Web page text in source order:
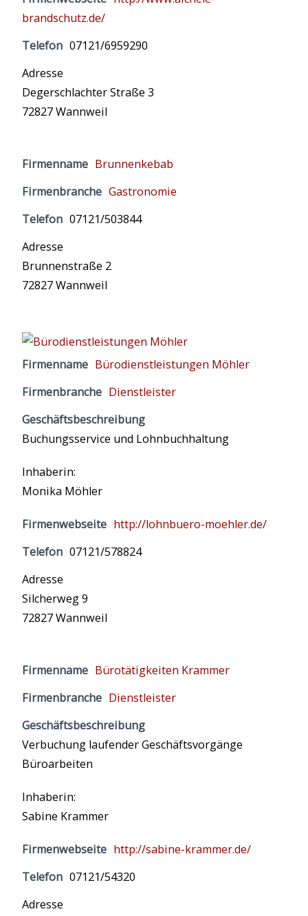
brandschutz.de/
Telefon 07121/6959290
Adresse
Degerschlachter Straße 3
72827 Wannweil
Firmenname Brunnenkebab
Firmenbranche Gastronomie
Telefon 07121/503844
Adresse
Brunnenstraße 2
72827 Wannweil
Firmenname Bürodienstleistungen Möhler
Firmenbranche Dienstleister
Geschäftsbeschreibung
Buchungsservice und Lohnbuchhaltung
Inhaberin:
Monika Möhler
Firmenwebseite http://lohnbuero-moehler.de/
Telefon 07121/578824
Adresse
Silcherweg 9
72827 Wannweil
Firmenname Bürotätigkeiten Krammer
Firmenbranche Dienstleister
Geschäftsbeschreibung
Verbuchung laufender Geschäftsvorgänge
Büroarbeiten
Inhaberin:
Sabine Krammer
Firmenwebseite http://sabine-krammer.de/
Telefon 07121/54320
Adresse